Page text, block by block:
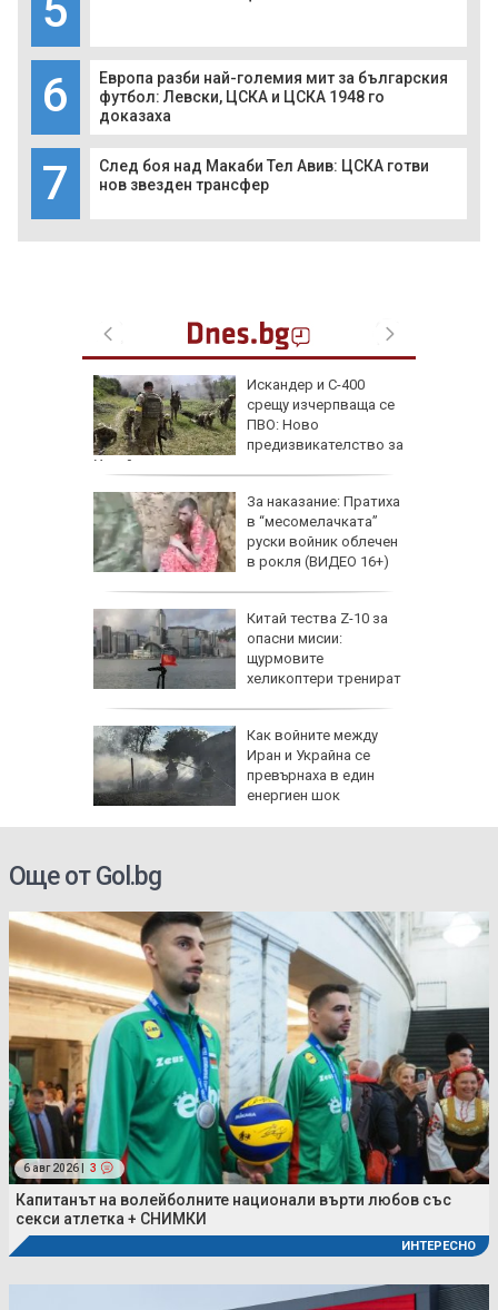
6
Европа разби най-големия мит за българския
футбол: Левски, ЦСКА и ЦСКА 1948 го
доказаха
7
След боя над Макаби Тел Авив: ЦСКА готви
нов звезден трансфер
Искандер и С-400
срещу изчерпваща се
ПВО: Ново
предизвикателство за
Украйна
За наказание: Пратиха
в “месомелачката”
руски войник облечен
в рокля (ВИДЕО 16+)
Китай тества Z-10 за
опасни мисии:
щурмовите
хеликоптери тренират
Как войните между
Иран и Украйна се
превърнаха в един
енергиен шок
Още от Gol.bg
6 авг 2026 | 3
Капитанът на волейболните национали върти любов със
секси атлетка + СНИМКИ
ИНТЕРЕСНО